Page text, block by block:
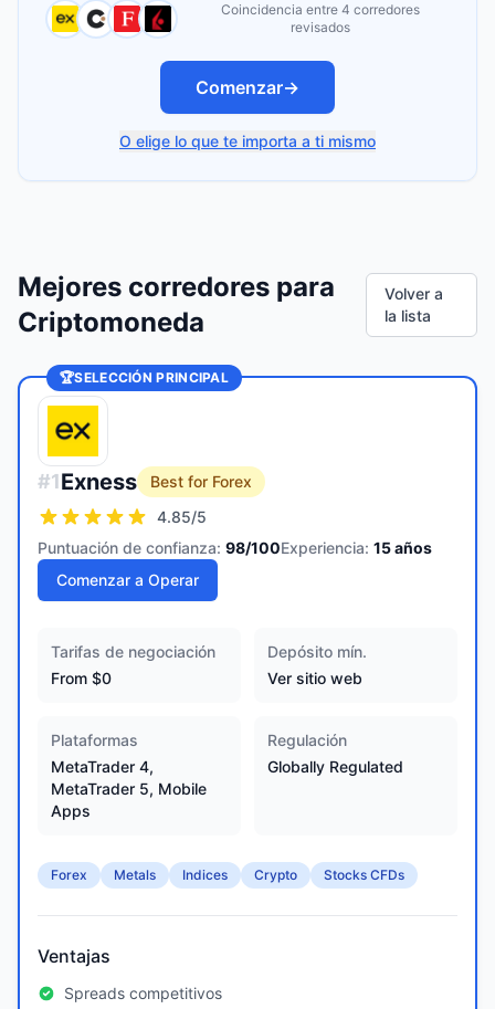
Coincidencia entre 4 corredores
revisados
Comenzar→
O elige lo que te importa a ti mismo
Mejores corredores para
Criptomoneda
Volver a
la lista
🏆SELECCIÓN PRINCIPAL
#1Exness
Best for Forex
4.85/5
Puntuación de confianza: 98/100Experiencia: 15años
Comenzar a Operar
Tarifas de negociación
From $0
Depósito mín.
Ver sitio web
Plataformas
MetaTrader 4,
MetaTrader 5, Mobile
Apps
Regulación
Globally Regulated
Forex Metals Indices Crypto Stocks CFDs
Ventajas
Spreads competitivos